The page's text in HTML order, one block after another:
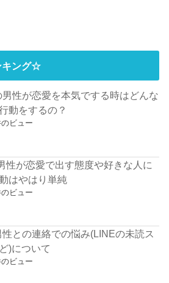
キング☆
性が恋愛を本気でする時はどんな
動をするの？
ビュー
性が恋愛で出す態度や好きな人に
はやはり単純
ビュー
との連絡での悩み(LINEの未読ス
)について
ビュー